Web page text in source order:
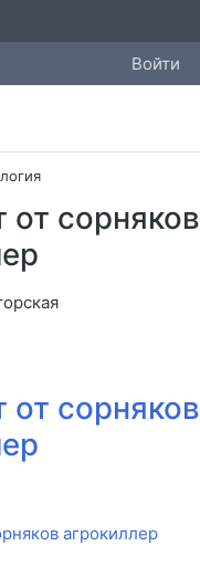
Войти
от сорняков
от сорняков